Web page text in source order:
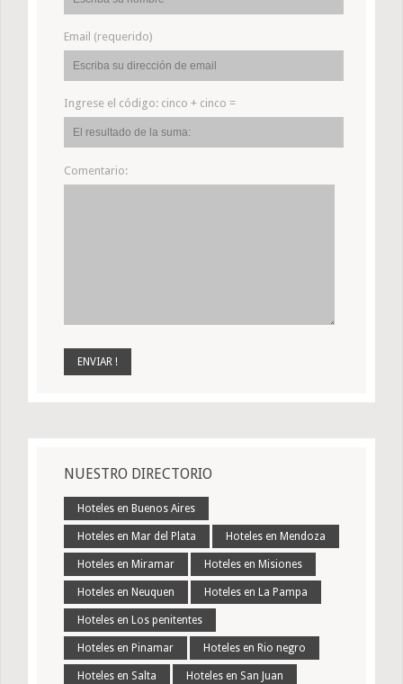
Email (requerido)
Ingrese el código: cinco + cinco =
Comentario:
NUESTRO DIRECTORIO
Hoteles en Buenos Aires
Hoteles en Mar del Plata Hoteles en Mendoza
Hoteles en Miramar Hoteles en Misiones
Hoteles en Neuquen Hoteles en La Pampa
Hoteles en Los penitentes
Hoteles en Pinamar Hoteles en Rio negro
Hoteles en Salta Hoteles en San Juan